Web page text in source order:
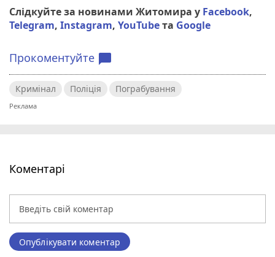
Слідкуйте за новинами Житомира у Facebook,
Telegram, Instagram, YouTubeта Google
Прокоментуйте chat_bubble
Кримінал Поліція Пограбування
Коментарі
Опублікувати коментар